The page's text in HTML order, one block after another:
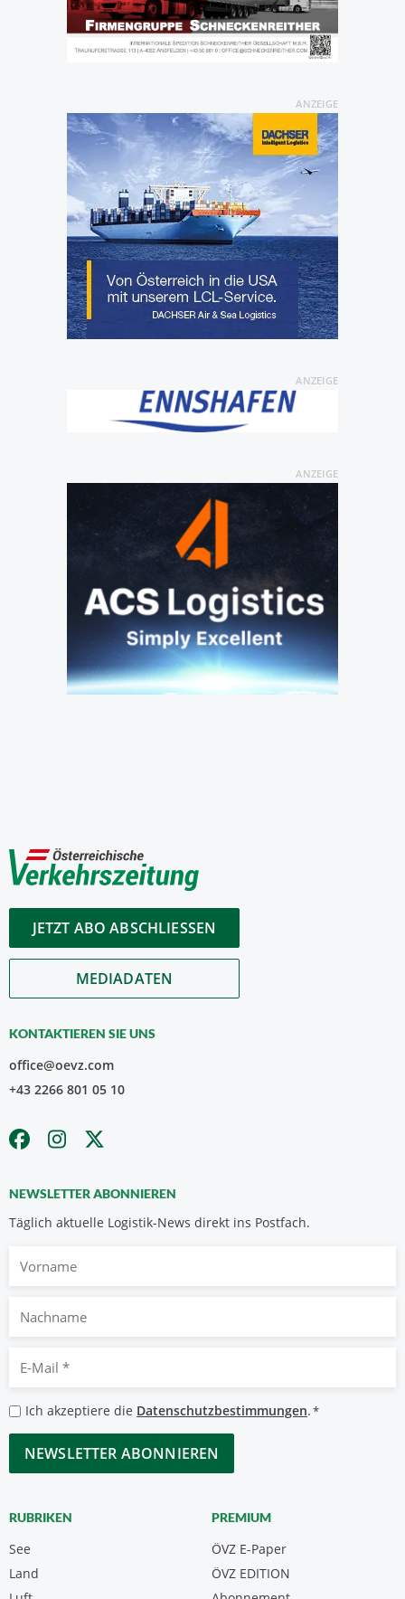
ANZEIGE
ANZEIGE
ANZEIGE
JETZT ABO ABSCHLIESSEN
MEDIADATEN
KONTAKTIEREN SIE UNS
office@oevz.com
+43 2266 801 05 10
NEWSLETTER ABONNIEREN
Täglich aktuelle Logistik-News direkt ins Postfach.
Nachname
Mail
*
Datenschutzbestimmungen
*
Ich akzeptiere die Datenschutzbestimmungen.*
CAPTCHA
RUBRIKEN
See
Land
PREMIUM
ÖVZ E-Paper
ÖVZ EDITION